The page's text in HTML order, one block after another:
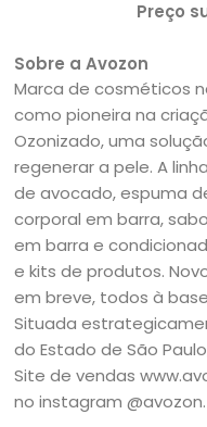
Preço
Sobre a Avozon
Marca de cosméticos
como pioneira na
Ozonizado, uma
regenerar a pele. A
de avocado, espuma
corporal em barra,
em barra e
e kits de produtos.
em breve, todos à
Situada
do Estado de São
Site de vendas
no instagram @avozon.